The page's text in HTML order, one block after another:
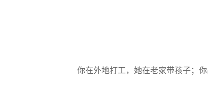
你在外地打工，她在老家带孩子；